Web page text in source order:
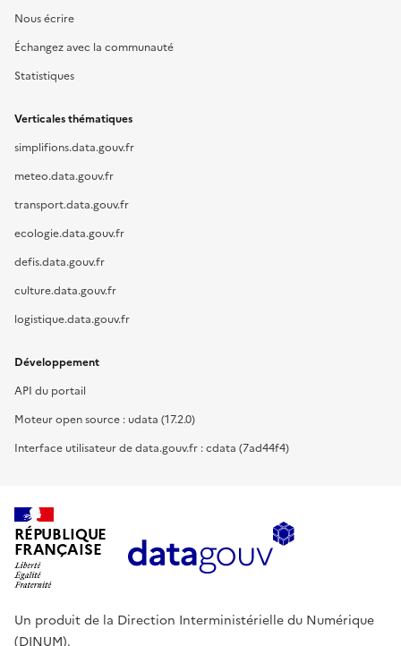
Nous écrire
Échangez avec la communauté
Statistiques
Verticales thématiques
simplifions.data.gouv.fr
meteo.data.gouv.fr
transport.data.gouv.fr
ecologie.data.gouv.fr
defis.data.gouv.fr
culture.data.gouv.fr
logistique.data.gouv.fr
Développement
API du portail
Moteur open source : udata (17.2.0)
Interface utilisateur de data.gouv.fr : cdata (7ad44f4)
RÉPUBLIQUE
FRANÇAISE
Un produit de la Direction Interministérielle du Numérique
(DINUM).